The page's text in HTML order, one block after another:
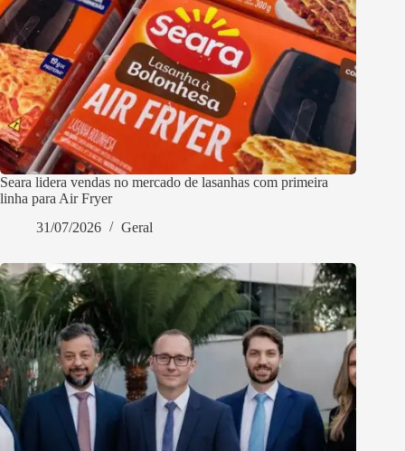
Seara lidera vendas no mercado de lasanhas com primeira
linha para Air Fryer
31/07/2026
Geral